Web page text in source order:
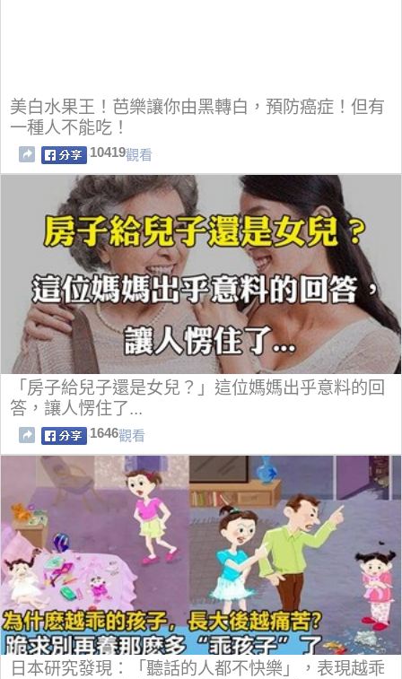
美白水果王！芭樂讓你由黑轉白，預防癌症！但有
一種人不能吃！
10419觀看
「房子給兒子還是女兒？」這位媽媽出乎意料的回
答，讓人愣住了...
1646觀看
日本研究發現：「聽話的人都不快樂」，表現越乖